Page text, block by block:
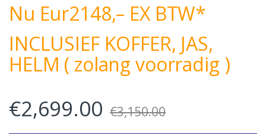
Nu Eur2148,– EX BTW*
INCLUSIEF KOFFER, JAS,
HELM ( zolang voorradig )
€2,699.00 €3,150.00